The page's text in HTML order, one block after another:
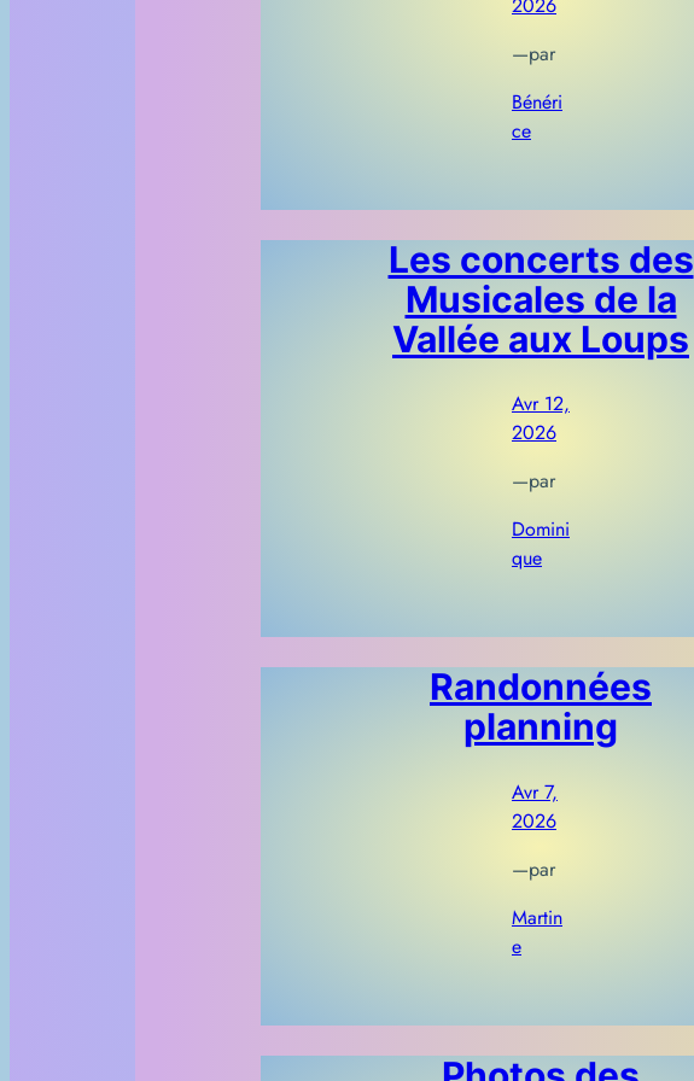
—par
Bénéri
ce
Les concerts des
Musicales de la
Vallée aux Loups
Avr 12,
2026
—par
Domini
que
Randonnées
planning
Avr 7,
2026
—par
Martin
e